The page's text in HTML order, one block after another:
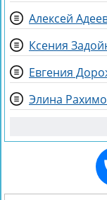
Алексей